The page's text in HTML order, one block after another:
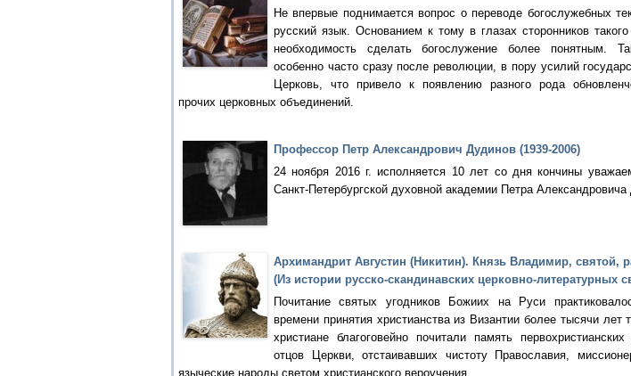
Не впервые поднимается вопрос о переводе богослужебных
русский язык. Основанием к тому в глазах сторонников
необходимость сделать богослужение более понятным.
особенно часто сразу после революции, в пору усилий
Церковь, что привело к появлению разного рода
прочих церковных объединений.
Профессор Петр Александрович Дудинов (1939-2006)
24 ноября 2016 г. исполняется 10 лет со дня кончины
Санкт-Петербургской духовной академии Петра
Архимандрит Августин (Никитин). Князь Владимир, святой,
(Из истории русско-скандинавских церковно-литературных
Почитание святых угодников Божиих на Руси
времени принятия христианства из Византии более тысячи лет
христиане благоговейно почитали память
отцов Церкви, отстаивавших чистоту Православия,
языческие народы светом христианского вероучения